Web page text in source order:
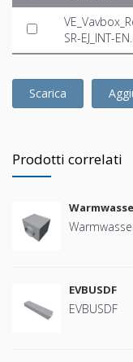
SR-EJ_INT-
Scarica
Prodotti correlati
EVBUSDF
EVBUSDF